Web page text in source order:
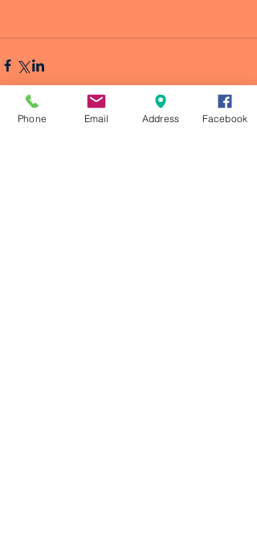
Phone Email Address Facebook